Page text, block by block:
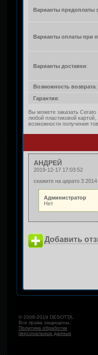
Варианты предоплаты
Варианты оплаты при
Варианты доставки:
Возможность возврата:
Гарантия:
Вы можете заказать Cerato
любой пластиковой
возможности получения
АНДРЕЙ
2019-12-17 17:03:52
скажите на церато 3
Администратор
Нет
Добавить
© 2008-2019 DESOTTA.
Все права защищены.
Политика обработки
персональных данных